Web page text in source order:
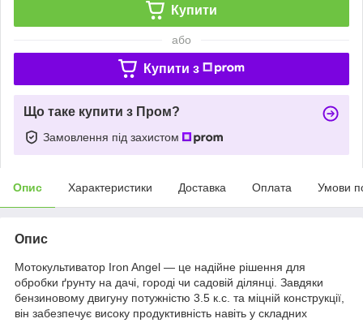
Купити
або
Купити з
Що таке купити з Пром?
Замовлення під захистом
Опис Характеристики Доставка Оплата Умови
Опис
Мотокультиватор Iron Angel — це надійне рішення для
обробки ґрунту на дачі, городі чи садовій ділянці. Завдяки
бензиновому двигуну потужністю 3.5 к.с. та міцній конструкції,
він забезпечує високу продуктивність навіть у складних